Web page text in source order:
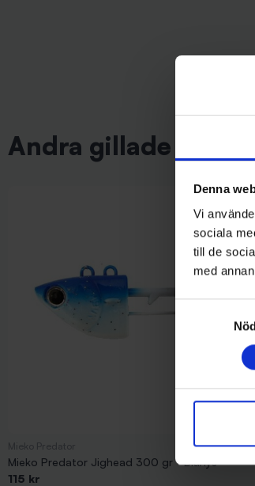
Denna
Vi
sociala
till de
med
Andra gillade även
Mieko Predator Jighead 300 gr - Blå/lys
115 kr